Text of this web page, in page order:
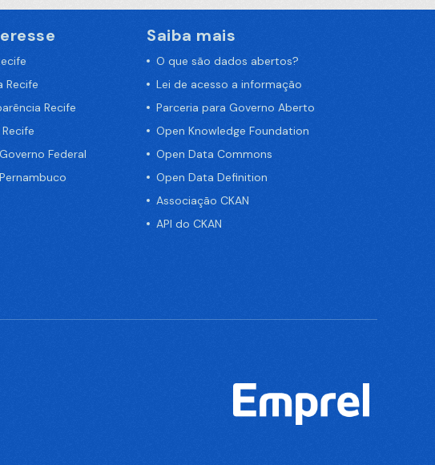
Recife
Recife
Federal
Saiba mais
O que são dados abertos?
Lei de acesso a informação
Parceria para Governo Aberto
Open Knowledge Foundation
Open Data Commons
Open Data Definition
Associação CKAN
API do CKAN